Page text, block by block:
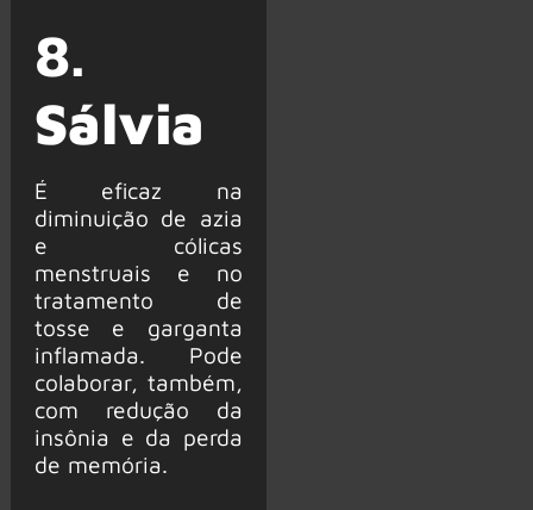
8.
Sálvia
É eficaz na
diminuição de azia
e cólicas
menstruais e no
tratamento de
tosse e garganta
inflamada. Pode
colaborar, também,
com redução da
insônia e da perda
de memória.